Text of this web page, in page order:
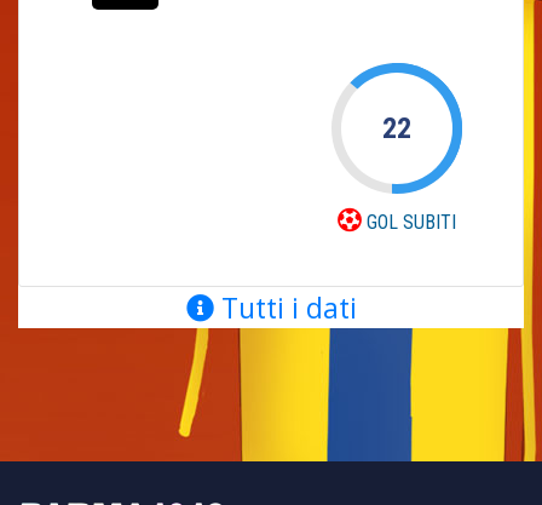
22
GOL SUBITI
Tutti i dati